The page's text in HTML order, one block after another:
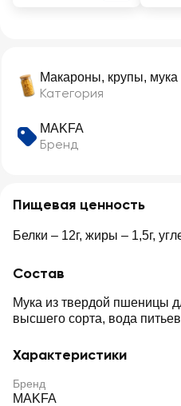
Макароны, крупы, мука
Категория
MAKFA
Бренд
Пищевая ценность
Белки – 12г, жиры – 1,5г,
Состав
Мука из твердой пшеницы
высшего сорта, вода
Характеристики
Бренд
MAKFA